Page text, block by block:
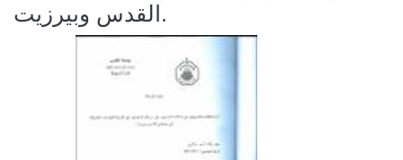
القدس وبيرزيت.